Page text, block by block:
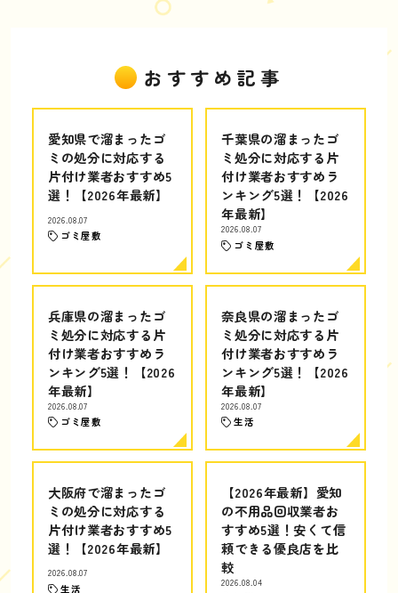
おすすめ記事
愛知県で溜まったゴ
ミの処分に対応する
片付け業者おすすめ5
選！【2026年最新】
2026.08.07
ゴミ屋敷
千葉県の溜まったゴ
ミ処分に対応する片
付け業者おすすめラ
ンキング5選！【2026
年最新】
2026.08.07
ゴミ屋敷
兵庫県の溜まったゴ
ミ処分に対応する片
付け業者おすすめラ
ンキング5選！【2026
年最新】
2026.08.07
ゴミ屋敷
奈良県の溜まったゴ
ミ処分に対応する片
付け業者おすすめラ
ンキング5選！【2026
年最新】
2026.08.07
生活
大阪府で溜まったゴ
ミの処分に対応する
片付け業者おすすめ5
選！【2026年最新】
2026.08.07
生活
【2026年最新】愛知
の不用品回収業者お
すすめ5選！安くて信
頼できる優良店を比
較
2026.08.04